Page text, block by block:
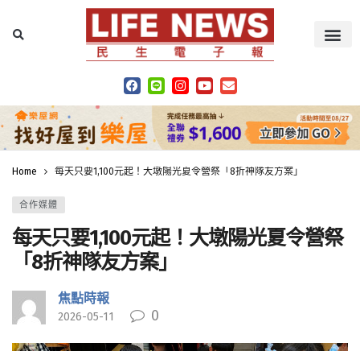
Home 每天只要1,100元起！大墩陽光夏令營祭「8折神隊友方案」
合作媒體
每天只要1,100元起！大墩陽光夏令營祭
「8折神隊友方案」
焦點時報
2026-05-11 0